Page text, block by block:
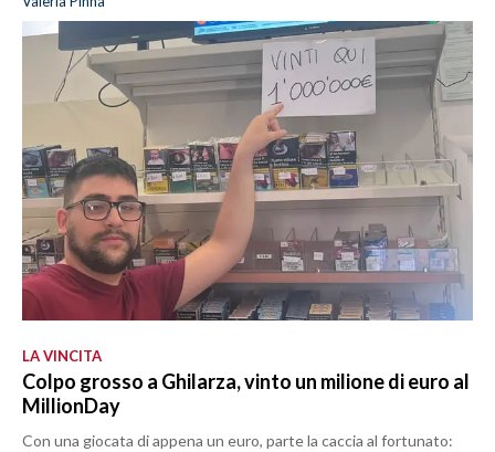
LA VINCITA
Colpo grosso a Ghilarza, vinto un milione di euro al
MillionDay
Con una giocata di appena un euro, parte la caccia al fortunato: